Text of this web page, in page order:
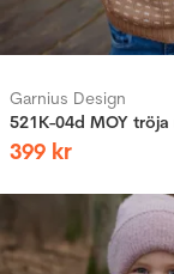
Garnius Design
521K-04d MOY tröja
399 kr